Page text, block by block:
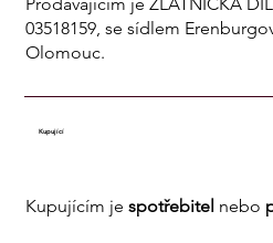
03518159, se sídlem
Olomouc.
Kupující
Kupujícím je spotřebitel nebo